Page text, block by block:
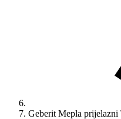
Geberit Mepla prijelazni